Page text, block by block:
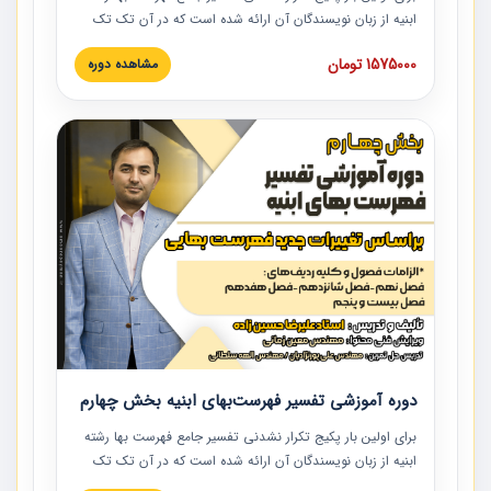
ابنیه از زبان نویسندگان آن ارائه شده است که در آن تک تک
ردیف ها و مطالب فهرست بها تفسیر و ارائه شده است. این
دوره به صورت کامل تصویری بوده و به همراه تصاویر عملیات
دوره با کلام مهندس علیرضاحسین‌زاده مدیر پروژه مهندسی
مشاور در امر بازنگری فهرست بها رشته ابنیه ارائه شده و به تمام
همکارانی که در حوزه صنعت ساخت در حال فعالیت هستند حتما
توصیه می کنیم از مطالب این دوره استفاده نمایند.
1575000 تومان مشاهده دوره
دوره آموزشی تفسیر فهرست‌بهای ابنیه بخش چهارم
برای اولین بار پکیج تکرار نشدنی تفسیر جامع فهرست بها رشته
ابنیه از زبان نویسندگان آن ارائه شده است که در آن تک تک
ردیف ها و مطالب فهرست بها تفسیر و ارائه شده است. این